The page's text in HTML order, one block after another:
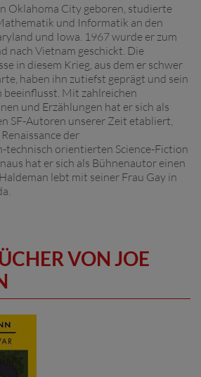
Oklahoma City geboren, studierte
und Informatik an den
und Iowa. 1967 wurde er zum
nach Vietnam geschickt. Die
in diesem Krieg, aus dem er schwer
haben ihn zutiefst geprägt und sein
beeinflusst. Mit zahlreichen
und Erzählungen hat er sich als
SF-Autoren unserer Zeit etabliert,
der
technisch orientierten Science-Fiction
hat er sich als Bühnenautor einen
lebt mit seiner Frau Gay in
VON JOE